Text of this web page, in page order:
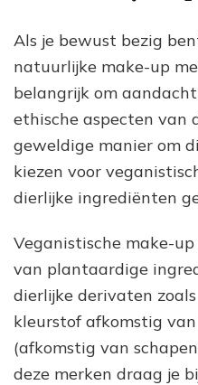
Als je bewust bezig
natuurlijke make-up
belangrijk om
ethische aspecten van
geweldige manier om
kiezen voor
dierlijke ingrediënten
Veganistische make-
van plantaardige
dierlijke derivaten
kleurstof afkomstig
(afkomstig van
deze merken draag je